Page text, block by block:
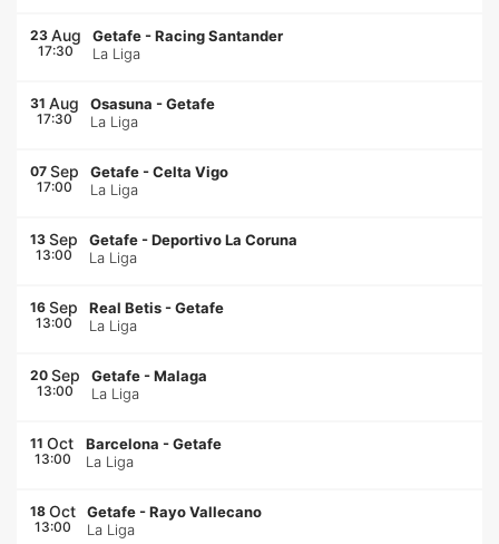
23 Aug
17:30
Getafe -Racing Santander
La Liga
31 Aug
17:30
Osasuna -Getafe
La Liga
07 Sep
17:00
Getafe -Celta Vigo
La Liga
13 Sep
13:00
Getafe -Deportivo La Coruna
La Liga
16 Sep
13:00
Real Betis -Getafe
La Liga
20 Sep
13:00
Getafe -Malaga
La Liga
11 Oct
13:00
Barcelona -Getafe
La Liga
18 Oct
13:00
Getafe -Rayo Vallecano
La Liga